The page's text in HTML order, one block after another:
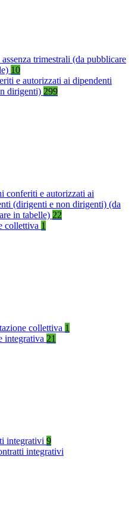
assenza trimestrali (da pubblicare
10
e autorizzati ai dipendenti
dirigenti) 299
conferiti e autorizzati ai
(dirigenti e non dirigenti) (da
in tabelle) 22
collettiva 1
collettiva 1
integrativa 21
integrativi 9
integrativi